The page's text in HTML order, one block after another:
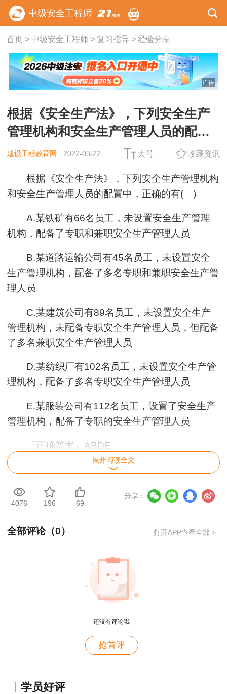
中级安全工程师
首页> 中级安全工程师> 复习指导 > 经验分享
广告
根据《安全生产法》，下列安全生产
管理机构和安全生产管理人员的配置
中，正确的有( )
建设工程教育网 2022-03-22 大号 收藏资讯
根据《安全生产法》，下列安全生产管理机构
和安全生产管理人员的配置中，正确的有( )
A.某铁矿有66名员工，未设置安全生产管理
机构，配备了专职和兼职安全生产管理人员
B.某道路运输公司有45名员工，未设置安全
生产管理机构，配备了多名专职和兼职安全生产管
理人员
C.某建筑公司有89名员工，未设置安全生产
管理机构，未配备专职安全生产管理人员，但配备
了多名兼职安全生产管理人员
D.某纺织厂有102名员工，未设置安全生产管
理机构，配备了多名专职安全生产管理人员
E.某服装公司有112名员工，设置了安全生产
管理机构，配备了专职的安全生产管理人员
『正确答案』ABDE
『答案解析』本题考查的是安全生产管理机构
与安全生产管理人员的配置。矿山、金属冶炼、建
筑施工、道路运输单位和危险物品的生产、经营、
职安全生产管理人员。前款规定以外的其他生产经
产管理机构或者配备专职安全生产管理人员;从业
人员在一百人以下的，应当配备专职或者兼职的安
展开阅读全文
4076 196 69
分享：
全部评论（0） 打开APP查看全部 >
还没有评论哦
抢首评
学员好评
用户c3****b4